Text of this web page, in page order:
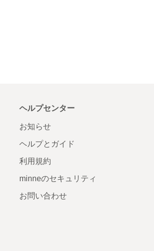
ヘルプセンター
お知らせ
ヘルプとガイド
利用規約
minneのセキュリティ
お問い合わせ